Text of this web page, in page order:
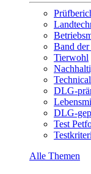
Band
Tierwohl
DLG-
DLG-
Test
Alle Themen